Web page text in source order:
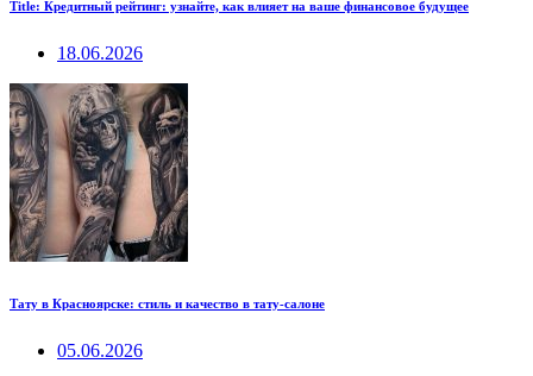
Title: Кредитный рейтинг: узнайте, как влияет на ваше финансовое будущее
18.06.2026
Тату в Красноярске: стиль и качество в тату-салоне
05.06.2026